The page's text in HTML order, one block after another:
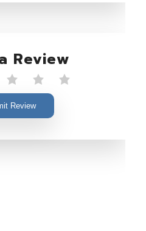
Review
Review